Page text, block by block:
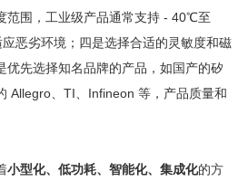
范围，工业级产品通常支持 - 40℃至
恶劣环境；四是选择合适的灵敏度和磁
优先选择知名品牌的产品，如国产的矽
Allegro、TI、Infineon 等，产品质量和
小型化、低功耗、智能化、集成化的方